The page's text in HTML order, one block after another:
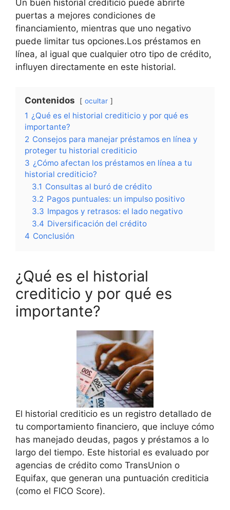
Un buen historial crediticio puede abrirte
puertas a mejores condiciones de
financiamiento, mientras que uno negativo
puede limitar tus opciones.Los préstamos en
línea, al igual que cualquier otro tipo de crédito,
influyen directamente en este historial.
Contenidos ocultar
1 ¿Qué es el historial crediticio y por qué es
importante?
2 Consejos para manejar préstamos en línea y
proteger tu historial crediticio
3 ¿Cómo afectan los préstamos en línea a tu
historial crediticio?
3.1 Consultas al buró de crédito
3.2 Pagos puntuales: un impulso positivo
3.3 Impagos y retrasos: el lado negativo
3.4 Diversificación del crédito
4 Conclusión
¿Qué es el historial
crediticio y por qué es
importante?
El historial crediticio es un registro detallado de
tu comportamiento financiero, que incluye cómo
has manejado deudas, pagos y préstamos a lo
largo del tiempo. Este historial es evaluado por
agencias de crédito como TransUnion o
Equifax, que generan una puntuación crediticia
(como el FICO Score).